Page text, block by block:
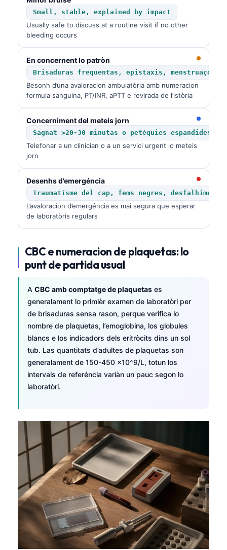
Small, stable, explained by impact
Usually safe to discuss at a routine visit if no other
bleeding occurs
En concernent lo patròn
Brisaduras frequentas, epistaxis, menstruaçons
Besonh d’una avaloracion ambulatòria amb numeracion
formula sanguina, PT/INR, aPTT e revirada de l’istòria
Concerniment del meteis jorn
Sagnat >20-30 minutas o petèquies espandides
Telefonar a un clinician o a un servici urgent lo meteis
jorn
Desenhs d’emergéncia
Traumatísme del cap, fems negres, desfalhiment,
L’avaloracion d’emergéncia es mai segura que esperar
de laboratòris regulars
CBC e numeracion de plaquetas: lo
punt de partida usual
A CBC amb comptatge de plaquetas es
generalament lo primièr examen de laboratòri per
de brisaduras sensa rason, perque verifica lo
nombre de plaquetas, l’emoglobina, los globules
blancs e los indicadors dels eritròcits dins un sol
tub. Las quantitats d’adultes de plaquetas son
generalament de 150-450 x10^9/L, totun los
intervals de referéncia variàn un pauc segon lo
laboratòri.